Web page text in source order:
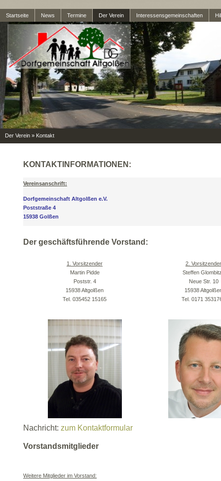
Startseite News Termine Der Verein Interessensgemeinschaften
Der Verein » Kontakt
KONTAKTINFORMATIONEN:
Vereinsanschrift:
Dorfgemeinschaft Altgolßen e.V.
Poststraße 4
15938 Golßen
Der geschäftsführende Vorstand:
1. Vorsitzender
Martin Pidde
Poststr. 4
15938 Altgolßen
Tel. 035452 15165
2. Vorsitzender
Steffen
Neue Str. 10
15938
Tel. 0171
Nachricht: zum Kontaktformular
Vorstandsmitglieder
Weitere Mitglieder im Vorstand: